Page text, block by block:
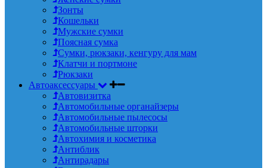
Зонты
Кошельки
Мужские сумки
Поясная сумка
Сумки, рюкзаки, кенгуру для мам
Клатчи и портмоне
Рюкзаки
Автоаксессуары
Автовизитка
Автомобильные органайзеры
Автомобильные пылесосы
Автомобильные шторки
Автохимия и косметика
Антиблик
Антирадары